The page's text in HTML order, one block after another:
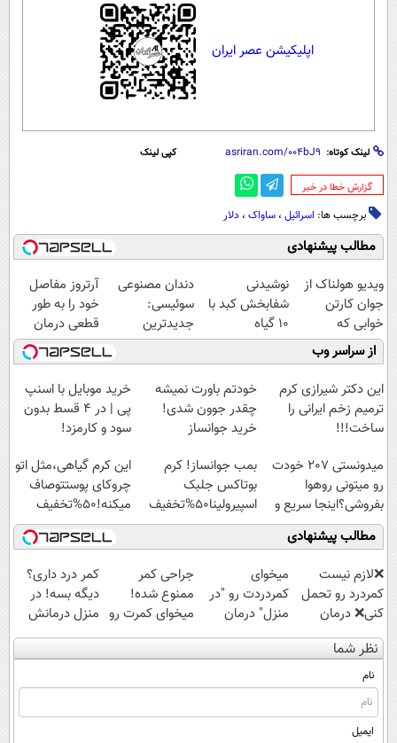
اپلیکیشن عصر ایران
لینک کوتاه: کپی لینک
‌گزارش خطا در خبر
برچسب ها: اسرائیل ، ساواک ، دلار
مطالب پیشنهادی
ویدیو هولناک از
جوان کارتن
خوابی که
میلیاردر شد.
آموزش رایگان
نوشیدنی
شفابخش کبد با
10 گیاه
موثر(تخفیف تا
امشب)
دندان مصنوعی
سوئیسی:
جدیدترین
فناوری اروپا،
سبک و مقاوم |
پرداخت قسطی
آرتروز مفاصل
خود را به طور
قطعی درمان
کنید!
◗پرسش‌نامه◖
از سراسر وب
این دکتر شیرازی کرم
ترمیم زخم ایرانی را
ساخت!!!
خودتم باورت نمیشه
چقدر جوون شدی!
خرید جوانساز
ویژه
خرید موبایل با اسنپ
پی | در ۴ قسط بدون
سود و کارمزد!
میدونستی 207 خودت
رو میتونی روهوا
بفروشی؟اینجا سریع و
راحت بفروش
بمب جوانساز! کرم
بوتاکس جلبک
اسپیرولینا50%تخفیف
این کرم گیاهی،مثل اتو
چروکای پوستتوصاف
میکنه!50%تخفیف
مطالب پیشنهادی
❌لازم نیست
کمردرد رو تحمل
کنی❌ درمان
بدون جراحی و
قرص
(پرسشنامه)
میخوای
کمردردت رو "در
منزل" درمان
کنی؟ (◂فیلم +
◂پرسش‌نامه)
جراحی کمر
ممنوع شده!
میخوای کمرت رو
در منزل درمان
کنی؟
کمر درد داری؟
دیگه بسه! در
منزل درمانش
کن
(◀پرسش‌نامه)
نظر شما
نام
ایمیل